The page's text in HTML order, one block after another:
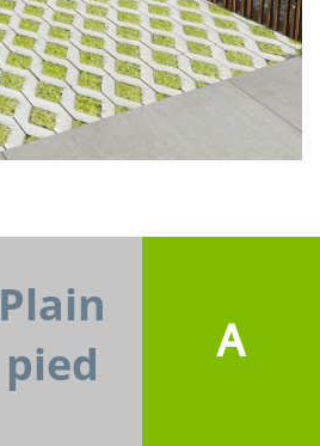
Plain
pied
A